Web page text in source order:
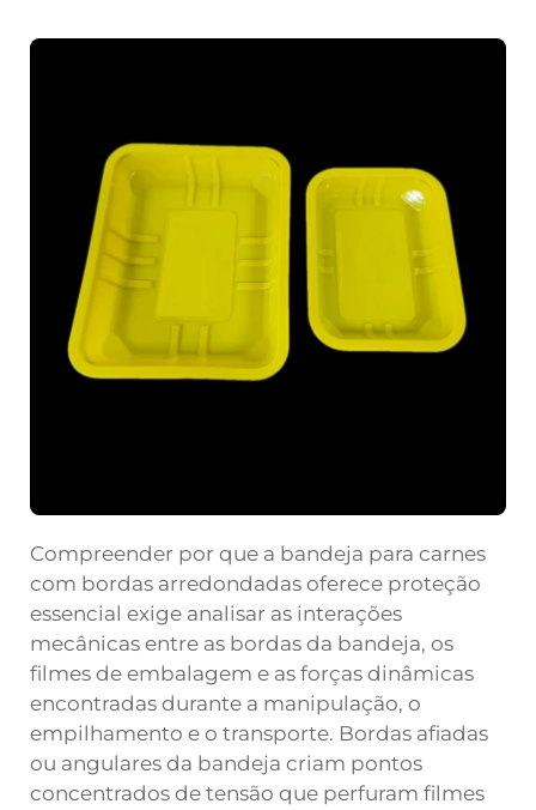
Compreender por que a bandeja para carnes
com bordas arredondadas oferece proteção
essencial exige analisar as interações
mecânicas entre as bordas da bandeja, os
filmes de embalagem e as forças dinâmicas
encontradas durante a manipulação, o
empilhamento e o transporte. Bordas afiadas
ou angulares da bandeja criam pontos
concentrados de tensão que perfuram filmes